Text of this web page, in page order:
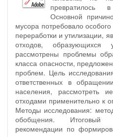
превратилось
Основной
мусора потребовало
переработки и утилизации,
отходов,
рассмотрены проблемы
класса опасности,
проблем. Цель
ответственных в
населения, рассмотреть
отходами применительно к
Методы исследования:
обобщения. Итоговый
рекомендации по